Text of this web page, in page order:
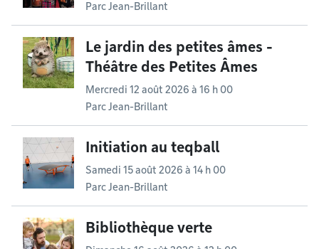
Parc Jean-Brillant
Le jardin des petites âmes -
Théâtre des Petites Âmes
Mercredi 12 août 2026 à 16 h 00
Parc Jean-Brillant
Initiation au teqball
Samedi 15 août 2026 à 14 h 00
Parc Jean-Brillant
Bibliothèque verte